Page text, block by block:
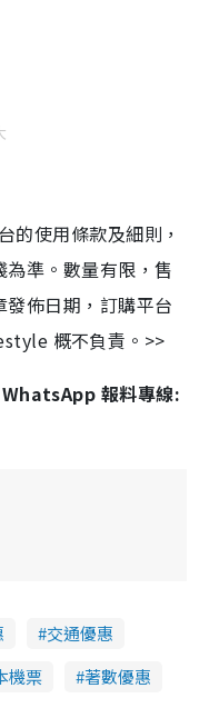
的使用條款及細則，
準。數量有限，售
佈日期，訂購平台
概不負責。>>
報料專線:
交通優惠
機票
著數優惠